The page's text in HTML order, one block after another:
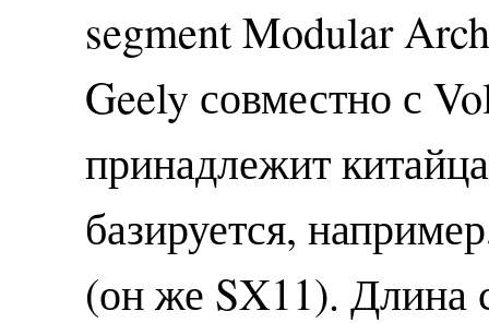
segment Modular
Geely совместно с
принадлежит
базируется,
(он же SX11). Длина